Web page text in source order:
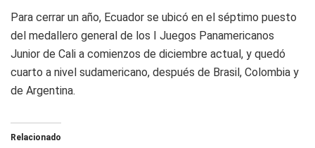
Para cerrar un año, Ecuador se ubicó en el séptimo puesto
del medallero general de los I Juegos Panamericanos
Junior de Cali a comienzos de diciembre actual, y quedó
cuarto a nivel sudamericano, después de Brasil, Colombia y
de Argentina.
Relacionado